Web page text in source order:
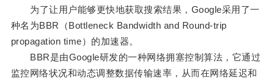
为了让用户能够更快地获取搜索结果，Google采用了一
种名为BBR（Bottleneck Bandwidth and Round-trip
propagation time）的加速器。
BBR是由Google研发的一种网络拥塞控制算法，它通过
监控网络状况和动态调整数据传输速率，从而在网络延迟和